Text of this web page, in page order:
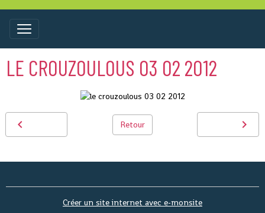
LE CROUZOULOUS 03 02 2012
Retour
Créer un site internet avec e-monsite